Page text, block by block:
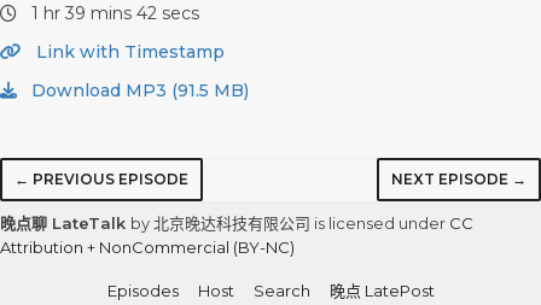
1 hr 39 mins 42 secs
Link with Timestamp
Download MP3 (91.5 MB)
← PREVIOUS EPISODE NEXT EPISODE →
晚点聊 LateTalk by 北京晚达科技有限公司 is licensed under CC
Attribution + NonCommercial (BY-NC)
Episodes Host Search 晚点 LatePost